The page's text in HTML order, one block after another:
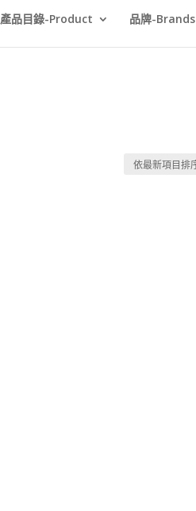
產品目錄-Product 品牌-Brands